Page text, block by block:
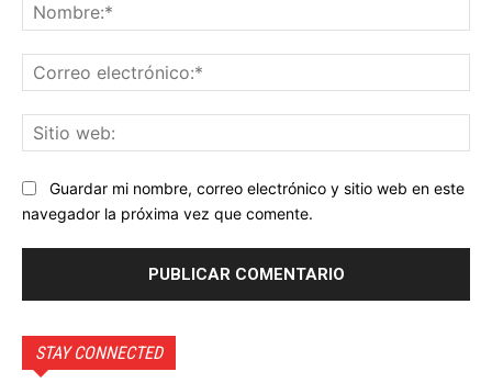
Guardar mi nombre, correo electrónico y sitio web en este
navegador la próxima vez que comente.
STAY CONNECTED